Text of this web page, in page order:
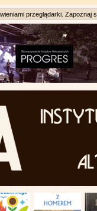
przeglądarki. Zapoznaj